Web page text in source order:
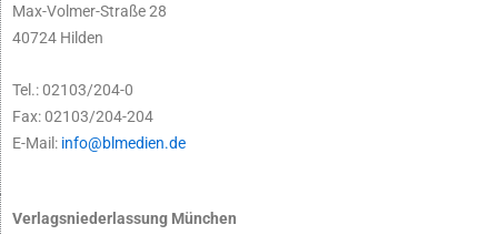
Max-Volmer-Straße 28
40724 Hilden
Tel.: 02103/204-0
Fax: 02103/204-204
E-Mail: info@blmedien.de
Verlagsniederlassung München